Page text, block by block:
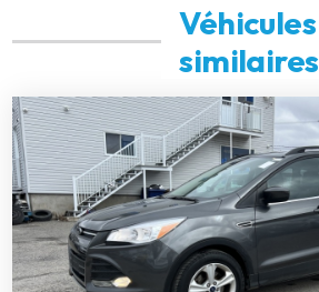
Véhicules
similaires